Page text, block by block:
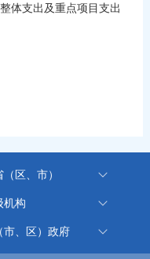
体支出及重点项目支出
区、市）
机构
市、区）政府